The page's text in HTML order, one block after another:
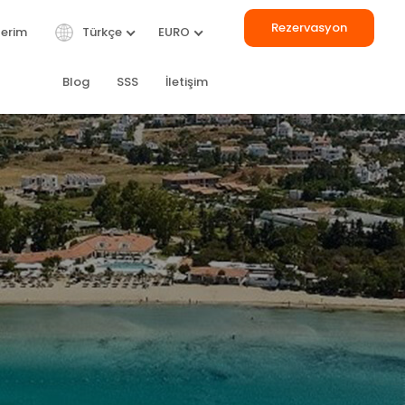
Türkçe EURO
TÜMÜ
42 m
BILIZ
Gulet 24 m
€ 2.250 / Gün
Blog SSS İletişim
Rezervasyon